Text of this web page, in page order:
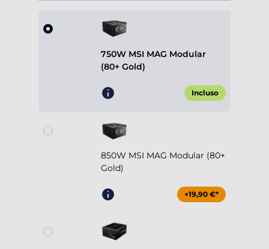
750W MSI MAG Modular
(80+ Gold)
Incluso
850W MSI MAG Modular (80+
Gold)
+19,90 €*